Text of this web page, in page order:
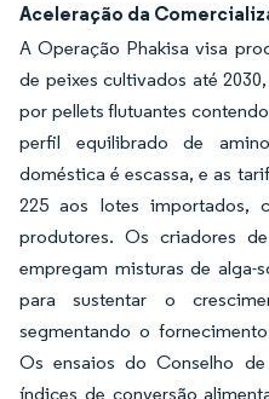
Aceleração da
A Operação Phakisa visa
de peixes cultivados até
por pellets flutuantes
perfil equilibrado de
doméstica é escassa, e as
225 aos lotes importados,
produtores. Os criadores
empregam misturas de alga-
para sustentar o
segmentando o
Os ensaios do Conselho
índices de conversão